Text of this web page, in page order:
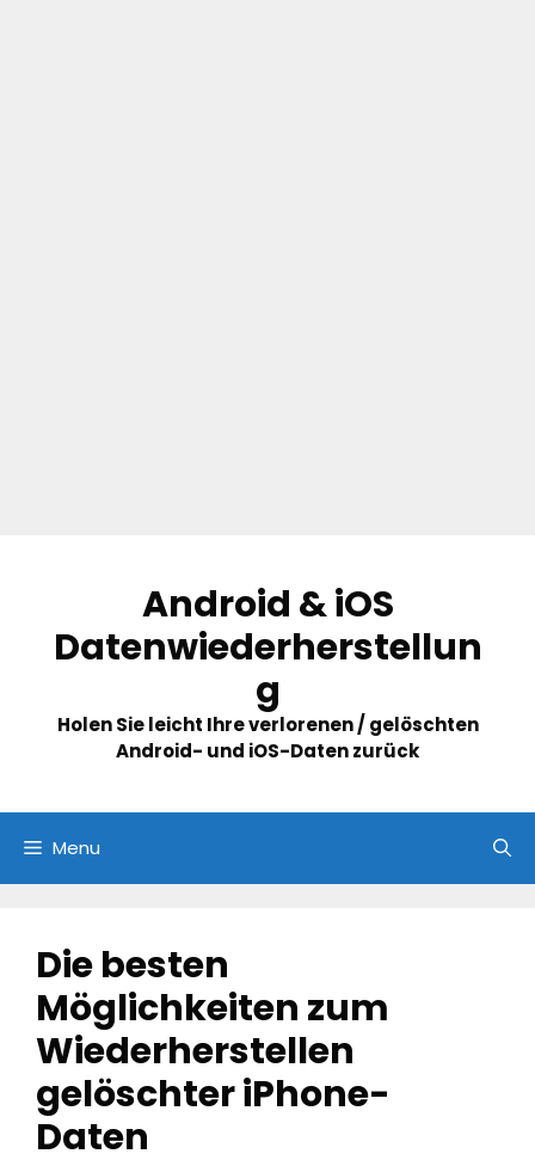
content
Android & iOS
Datenwiederherstellun
g
Holen Sie leicht Ihre verlorenen / gelöschten
Android- und iOS-Daten zurück
Menu
Die besten
Möglichkeiten zum
Wiederherstellen
gelöschter iPhone-
Daten